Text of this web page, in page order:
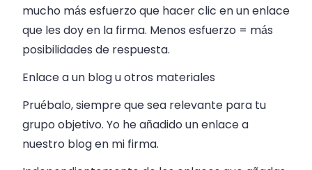
mucho más esfuerzo que hacer clic en un enlace
que les doy en la firma. Menos esfuerzo = más
posibilidades de respuesta.
Enlace a un blog u otros materiales
Pruébalo, siempre que sea relevante para tu
grupo objetivo. Yo he añadido un enlace a
nuestro blog en mi firma.